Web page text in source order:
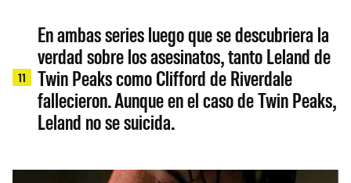
11
En ambas series luego que se descubriera la
verdad sobre los asesinatos, tanto Leland de
Twin Peaks como Clifford de Riverdale
fallecieron. Aunque en el caso de Twin Peaks,
Leland no se suicida.